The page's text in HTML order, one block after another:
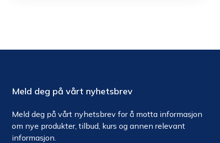
Meld deg på vårt nyhetsbrev
Meld deg på vårt nyhetsbrev for å motta informasjon
om nye produkter, tilbud, kurs og annen relevant
informasjon.